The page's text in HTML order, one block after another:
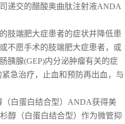
递交的醋酸奥曲肽注射液ANDA
肢端肥大症患者的症状并降低患
不愿手术的肢端肥大症患者，或
胰腺(GEP)内分泌肿瘤有关的症
急治疗，止血和预防再出血，与
（白蛋白结合型）ANDA获得美
醇（白蛋白结合型）作为微管抑